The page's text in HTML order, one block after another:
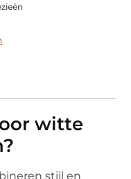
witte
stijl en